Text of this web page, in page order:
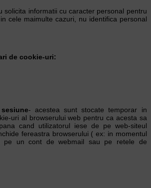
solicita informatii cu caracter personal pentru
cele maimulte cazuri, nu identifica personal
de cookie-uri:
- acestea sunt stocate temporar in
uri al browserului web pentru ca acesta sa
cand utilizatorul iese de pe web-siteul
fereastra browserului ( ex: in momentul
pe un cont de webmail sau pe retele de